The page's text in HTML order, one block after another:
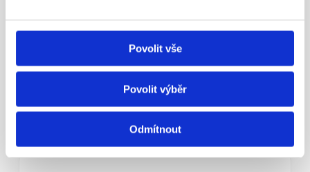
Povolit vše
Povolit výběr
Odmítnout
¶
Aleš Poklop živě v ČT z tiskové
konference APS ČR
Nezapomínejme ani na novinku – možnost mít